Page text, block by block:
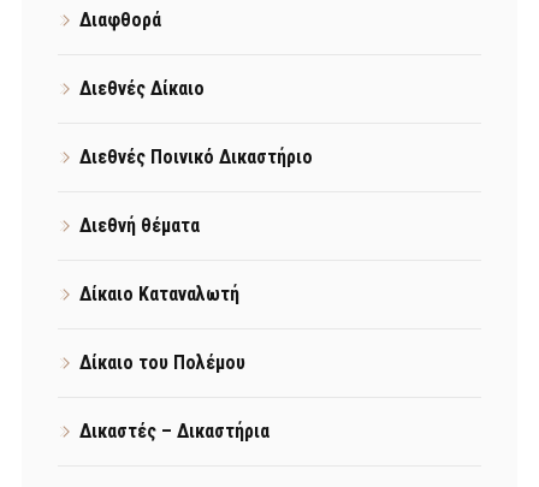
Διαφθορά
Διεθνές Δίκαιο
Διεθνές Ποινικό Δικαστήριο
Διεθνή θέματα
Δίκαιο Καταναλωτή
Δίκαιο του Πολέμου
Δικαστές – Δικαστήρια